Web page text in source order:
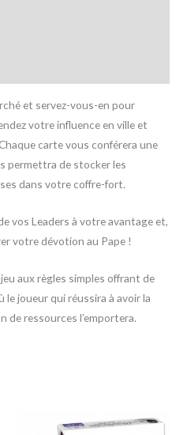
et servez-vous-en pour
votre influence en ville et
carte vous conférera une
permettra de stocker les
dans votre coffre-fort.
vos Leaders à votre avantage et,
votre dévotion au Pape !
aux règles simples offrant de
joueur qui réussira à avoir la
de ressources l’emportera.